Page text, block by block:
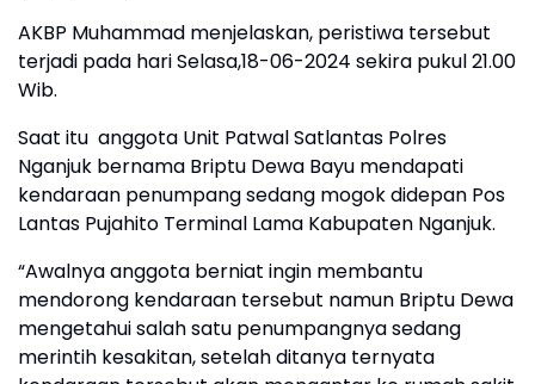
AKBP Muhammad menjelaskan, peristiwa tersebut
terjadi pada hari Selasa,18-06-2024 sekira pukul 21.00
Wib.
Saat itu anggota Unit Patwal Satlantas Polres
Nganjuk bernama Briptu Dewa Bayu mendapati
kendaraan penumpang sedang mogok didepan Pos
Lantas Pujahito Terminal Lama Kabupaten Nganjuk.
“Awalnya anggota berniat ingin membantu
mendorong kendaraan tersebut namun Briptu Dewa
mengetahui salah satu penumpangnya sedang
merintih kesakitan, setelah ditanya ternyata